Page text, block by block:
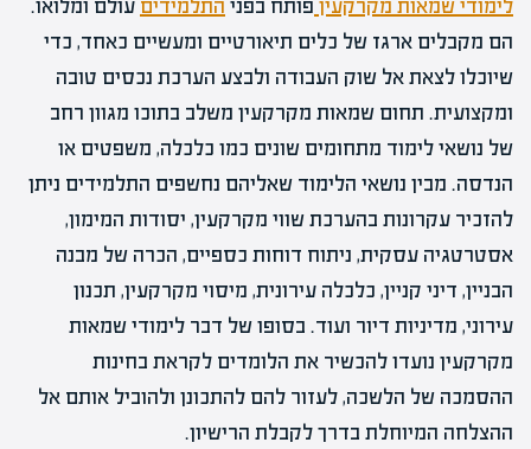
לימודי שמאות מקרקעין פותח בפני התלמידים עולם ומלואו.
הם מקבלים ארגז של כלים תיאורטיים ומעשיים כאחד, כדי
שיוכלו לצאת אל שוק העבודה ולבצע הערכת נכסים טובה
ומקצועית. תחום שמאות מקרקעין משלב בתוכו מגוון רחב
של נושאי לימוד מתחומים שונים כמו כלכלה, משפטים או
הנדסה. מבין נושאי הלימוד שאליהם נחשפים התלמידים ניתן
להזכיר עקרונות בהערכת שווי מקרקעין, יסודות המימון,
אסטרטגיה עסקית, ניתוח דוחות כספיים, הכרה של מבנה
הבניין, דיני קניין, כלכלה עירונית, מיסוי מקרקעין, תכנון
עירוני, מדיניות דיור ועוד. בסופו של דבר לימודי שמאות
מקרקעין נועדו להכשיר את הלומדים לקראת בחינות
ההסמכה של הלשכה, לעזור להם להתכונן ולהוביל אותם אל
ההצלחה המיוחלת בדרך לקבלת הרישיון.